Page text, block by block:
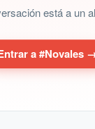
está a un
a #Novales